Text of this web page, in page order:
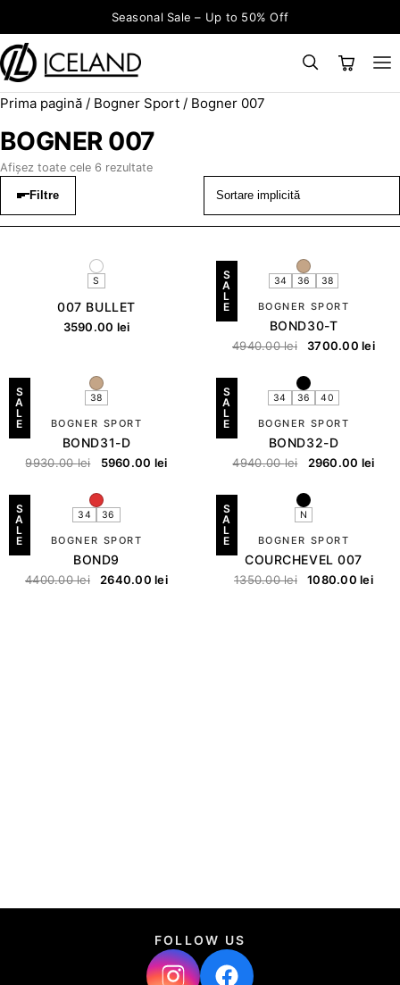
Seasonal Sale – Up to 50% Off
Prima pagină / Bogner Sport / Bogner 007
BOGNER 007
Afișez toate cele 6 rezultate
Filtre
S
007 BULLET
3590.00 lei
S
A
L
E
34 36 38
BOGNER SPORT
BOND30-T
4940.00lei 3700.00lei
S
A
L
E
38
BOGNER SPORT
BOND31-D
9930.00lei 5960.00 lei
S
A
L
E
34 36 40
BOGNER SPORT
BOND32-D
4940.00lei 2960.00 lei
S
A
L
E
34 36
BOGNER SPORT
BOND9
4400.00lei 2640.00lei
S
A
L
E
N
BOGNER SPORT
COURCHEVEL 007
1350.00lei 1080.00lei
FOLLOW US